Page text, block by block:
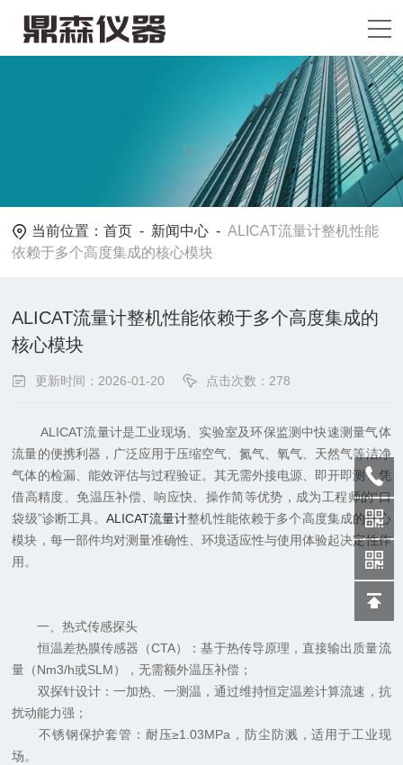
当前位置：首页 - 新闻中心 -ALICAT流量计整机性能
依赖于多个高度集成的核心模块
ALICAT流量计整机性能依赖于多个高度集成的
核心模块
更新时间：2026-01-20 点击次数：278
ALICAT流量计是工业现场、实验室及环保监测中快速测量气体
流量的便携利器，广泛应用于压缩空气、氮气、氧气、天然气等洁净
气体的检漏、能效评估与过程验证。其无需外接电源、即开即测，凭
借高精度、免温压补偿、响应快、操作简等优势，成为工程师的“口
袋级”诊断工具。 ALICAT流量计整机性能依赖于多个高度集成的核心
模块，每一部件均对测量准确性、环境适应性与使用体验起决定性作
用。
一、热式传感探头
恒温差热膜传感器（CTA）：基于热传导原理，直接输出质量流
量（Nm3/h或SLM），无需额外温压补偿；
双探针设计：一加热、一测温，通过维持恒定温差计算流速，抗
扰动能力强；
不锈钢保护套管：耐压≥1.03MPa，防尘防溅，适用于工业现
场。